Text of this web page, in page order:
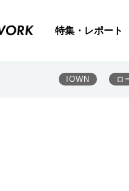
特集・レポート
IOWN ロ